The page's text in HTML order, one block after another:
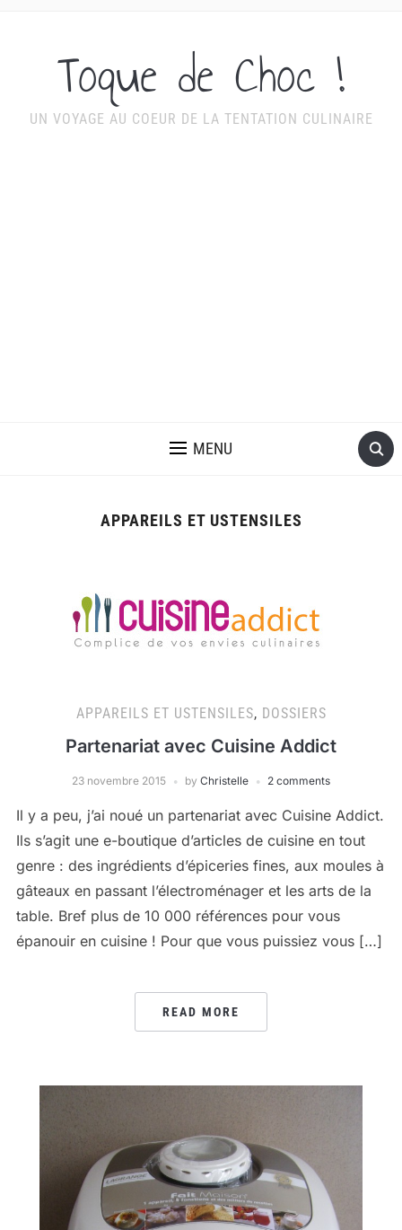
Toque de Choc !
UN VOYAGE AU COEUR DE LA TENTATION CULINAIRE
MENU
APPAREILS ET USTENSILES
APPAREILS ET USTENSILES, DOSSIERS
Partenariat avec Cuisine Addict
23 novembre 2015 by Christelle 2 comments
Il y a peu, j’ai noué un partenariat avec Cuisine Addict.
Ils s’agit une e-boutique d’articles de cuisine en tout
genre : des ingrédients d’épiceries fines, aux moules à
gâteaux en passant l’électroménager et les arts de la
table. Bref plus de 10 000 références pour vous
épanouir en cuisine ! Pour que vous puissiez vous […]
READ MORE